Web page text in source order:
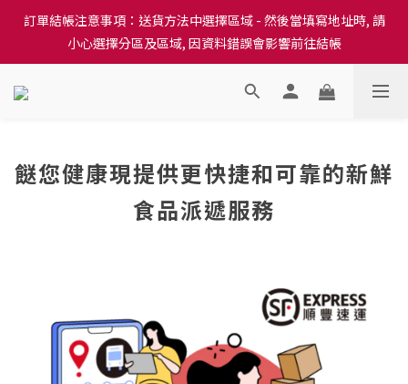
訂單結帳注意事項：送貨方法中選擇區域 - 然後當填寫地址時, 請
小心選擇分區及區域, 因資料錯誤會影響前往結帳
訂單結帳注意事項：送貨方法中選擇區域 - 然後當填寫地址時, 請
小心選擇分區及區域, 因資料錯誤會影響前往結帳
隆重推出本地培育田香雞、金棠雞、粵皇鷄及平原雞等，想食靚雞
小心選擇分區及區域, 因資料錯誤會影響前往結帳
餸您健康現提供更快捷和可靠的新鮮
食品派遞服務